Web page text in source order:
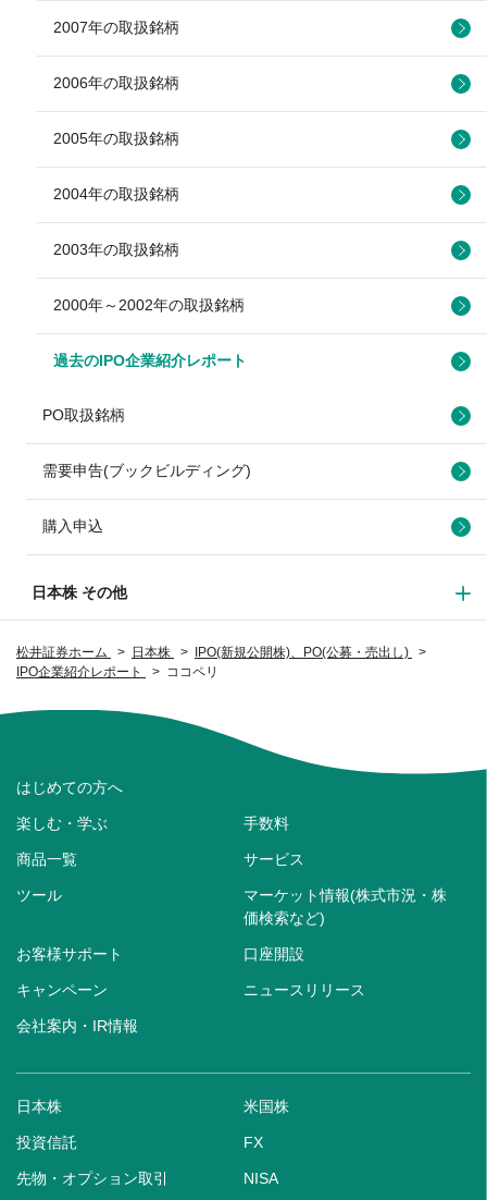
松井証券ホーム 日本株
IPO(新規公開株)、PO(公募・売出し)
IPO企業紹介レポート
ココペリ
2007年の取扱銘柄
2006年の取扱銘柄
2005年の取扱銘柄
2004年の取扱銘柄
2003年の取扱銘柄
2000年～2002年の取扱銘柄
過去のIPO企業紹介レポート
PO取扱銘柄
需要申告(ブックビルディング)
購入申込
日本株 その他
はじめての方へ
楽しむ・学ぶ 手数料
商品一覧 サービス
ツール
マーケット情報(株式市況・株
価検索など)
お客様サポート 口座開設
キャンペーン ニュースリリース
会社案内・IR情報
日本株 米国株
投資信託 FX
先物・オプション取引 NISA